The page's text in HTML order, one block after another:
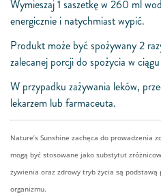
Wymieszaj 1 saszetkę w 260 ml
energicznie i natychmiast wypić.
Produkt może być spożywany 2
zalecanej porcji do spożycia w
W przypadku zażywania leków,
lekarzem lub farmaceuta.
Nature’s Sunshine zachęca do prowadzenia
mogą być stosowane jako substytut
żywienia oraz zdrowy tryb życia są podstawą
organizmu.